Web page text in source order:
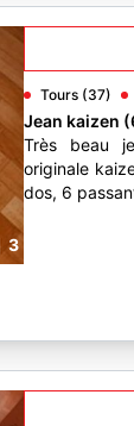
3
Tours (37)
Jean kaizen
Très beau
originale
dos, 6